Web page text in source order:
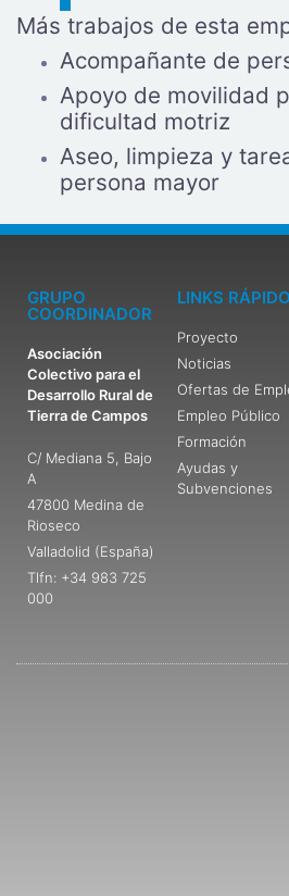
Más trabajos de esta
Acompañante de
Apoyo de movilidad
dificultad motriz
Aseo, limpieza y
persona mayor
GRUPO
COORDINADOR
Asociación
Colectivo para el
Desarrollo Rural de
Tierra de Campos
C/ Mediana 5, Bajo
A
47800 Medina de
Rioseco
Valladolid (España)
Tlfn: +34 983 725
000
LINKS
Proyecto
Noticias
Ofertas de
Empleo Público
Formación
Ayudas y
Subvenciones